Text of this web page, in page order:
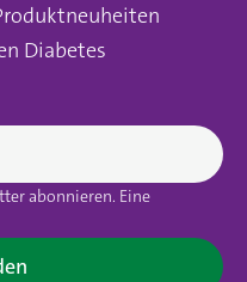
Diabetes
abonnieren. Eine